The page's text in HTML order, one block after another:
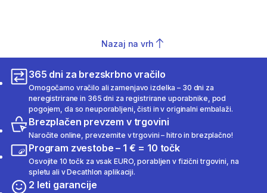
Nazaj na vrh
365 dni za brezskrbno vračilo
Omogočamo vračilo ali zamenjavo izdelka – 30 dni za
neregistrirane in 365 dni za registrirane uporabnike, pod
pogojem, da so neuporabljeni, čisti in v originalni embalaži.
Brezplačen prevzem v trgovini
Naročite online, prevzemite v trgovini – hitro in brezplačno!
Program zvestobe – 1 € = 10 točk
Osvojite 10 točk za vsak EURO, porabljen v fizični trgovini, na
spletu ali v Decathlon aplikaciji.
2 leti garancije